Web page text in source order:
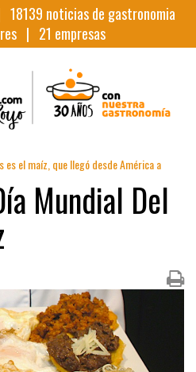
18139 noticias de gastronomia
| 21 empresas
el maíz, que llegó desde América a
Mundial Del